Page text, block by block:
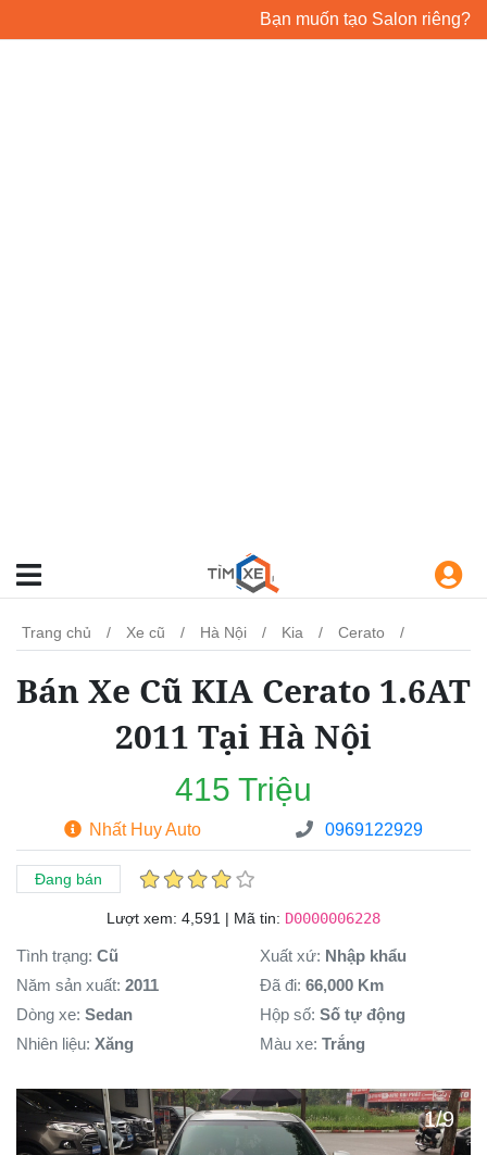
Bạn muốn tạo Salon riêng?
Trang chủ Xe cũ Hà Nội Kia Cerato
Bán Xe Cũ KIA Cerato 1.6AT
2011 Tại Hà Nội
415 Triệu
Nhất Huy Auto 0969122929
Đang bán
Lượt xem: 4,591 | Mã tin: D0000006228
Tình trạng: Cũ Xuất xứ: Nhập khẩu
Năm sản xuất: 2011 Đã đi: 66,000 Km
Dòng xe: Sedan Hộp số: Số tự động
Nhiên liệu: Xăng Màu xe: Trắng
1/9